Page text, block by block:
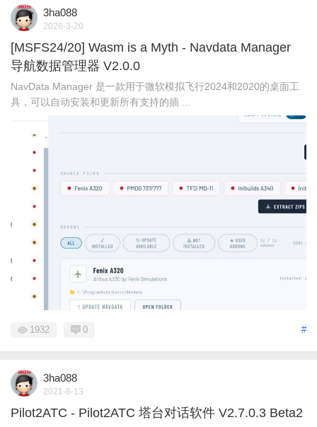
3ha088
2026-3-20
[MSFS24/20] Wasm is a Myth - Navdata Manager
导航数据管理器 V2.0.0
NavData Manager 是一款用于微软模拟飞行2024和2020的桌面工
具，可以自动安装和更新所有支持的插 ...
#
1932 0
3ha088
2021-8-13
Pilot2ATC - Pilot2ATC 塔台对话软件 V2.7.0.3 Beta2